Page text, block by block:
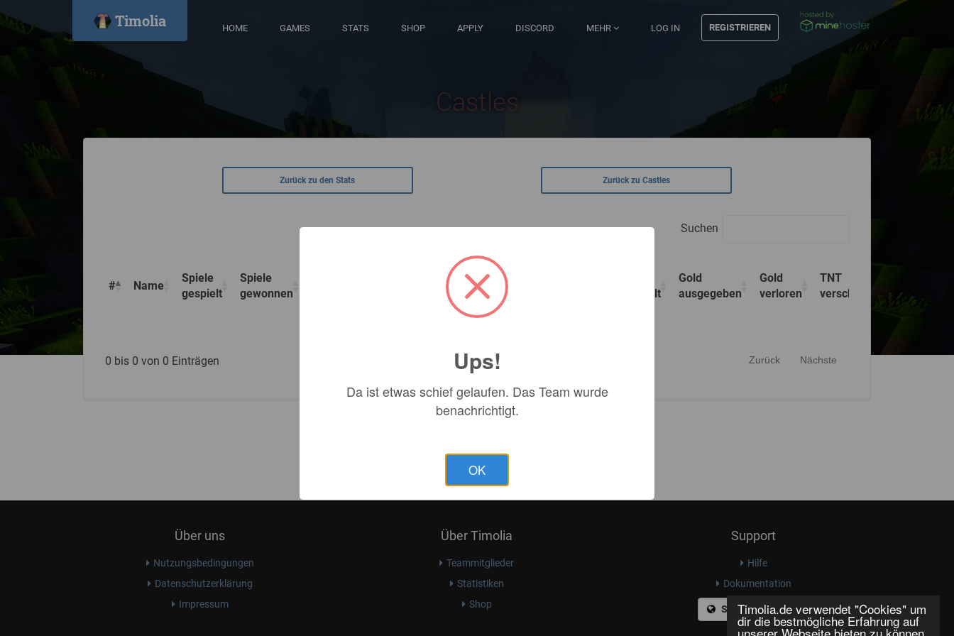
Timolia.de verwendet "Cookies" um
dir die bestmögliche Erfahrung auf
Timolia HOME GAMES STATS SHOP APPLY DISCORD MEHR LOG IN REGISTRIEREN
Castles
Zurück zu den Stats Zurück zu Castles
Suchen
# Name
Spiele
gespielt
Spiele
gewonnen
Tode
insgesamt
eingesammelt
Gold
ausgegeben
Gold
verloren
TNT
verschossen
aufgebaut
0 bis 0 von 0 Einträgen Zurück Nächste
Über uns
Nutzungsbedingungen
Datenschutzerklärung
Impressum
Über Timolia
Teammitglieder
Statistiken
Shop
Support
Hilfe
Dokumentation
Sprache ändern
Ups!
Da ist etwas schief gelaufen. Das Team wurde
benachrichtigt.
OK